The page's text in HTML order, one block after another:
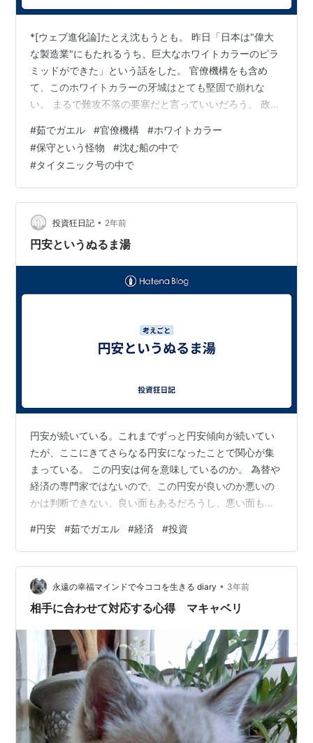
*[ウェブ進化論]たとえ沈もうとも。 昨日「日本は"偉大
な製造業"にもたれるうち、巨大なホワイトカラーのピラ
ミッドができた」という話をした。 官僚機構をも含め
て、このホワイトカラーの牙城はとても堅固で崩れな
い。 まるで難攻不落の要塞だと言っていいだろう。 政治
ているが、漏れなく返り討ちに合うばかりである。 そん
な体質が日本では、何と大企業から抽象零細にまで浸透
している。 それほど保守的で安定志向であり、そして何
よりも変化を嫌うこの体質は「変化」が必要なときには
非常にタチが悪いものになる。 いろんな試行錯誤をして
「未知の可能性を探さねばならないと…
#茹でガエル #官僚機構 #ホワイトカラー
#保守という怪物 #沈む船の中で
#タイタニック号の中で
投資狂日記 • 2年前
円安というぬるま湯
円安が続いている。これまでずっと円安傾向が続いてい
たが、ここにきてさらなる円安になったことで関心が集
まっている。 この円安は何を意味しているのか。 為替や
経済の専門家ではないので、この円安が良いのか悪いの
かは判断できない。良い面もあるだろうし、悪い面もあ
感覚では、あまりよくない方向なのではないかと感じて
いる。 かつては何か大きなことが起きれば、円やスイス
フランが買われたが、もはや「有事の円買い」なんてこ
とは聞かなくなってしまった。 日本国民はまさに「茹で
ガエル」になっているのではないか。 熱湯にカエルをい
#円安 #茹でガエル #経済 #投資
永遠の幸福マインドで今ココを生きる diary • 3年前
相手に合わせて対応する心得 マキャベリ